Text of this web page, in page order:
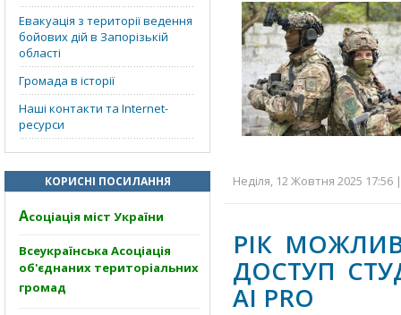
Евакуація з території ведення
бойових дій в Запорізькій
області
Громада в історії
Наші контакти та Internet-
ресурси
КОРИСНІ ПОСИЛАННЯ
Асоціація міст України
Всеукраїнська Асоціація
об'єднаних територіальних
громад
Неділя, 12 Жовтня 2025 17:56
РІК
ДОСТУП
AI PRO